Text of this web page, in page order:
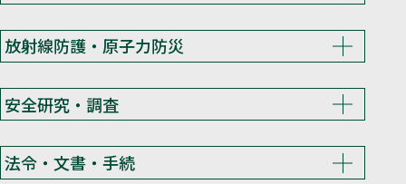
放射線防護・原子力防災
安全研究・調査
法令・文書・手続